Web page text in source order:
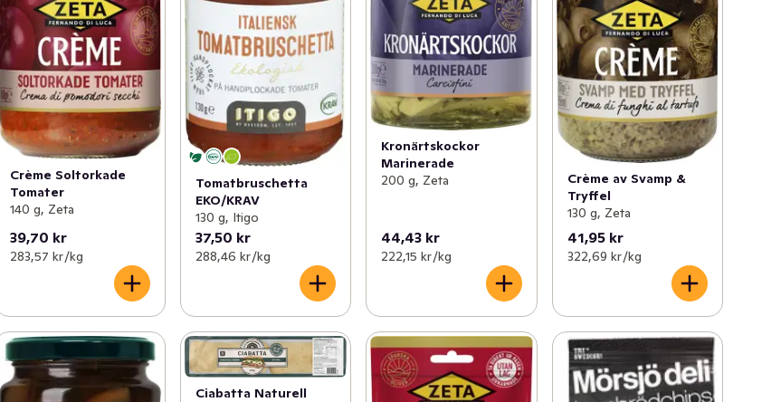
Crème Soltorkade
Tomater
140 g, Zeta
39,70 kr
283,57 kr /kg
Tomatbruschetta
EKO/KRAV
130 g, Itigo
37,50 kr
288,46 kr /kg
Kronärtskockor
Marinerade
200 g, Zeta
44,43 kr
222,15 kr /kg
Crème av Svamp &
Tryffel
130 g, Zeta
41,95 kr
322,69 kr /kg
Ciabatta Naturell